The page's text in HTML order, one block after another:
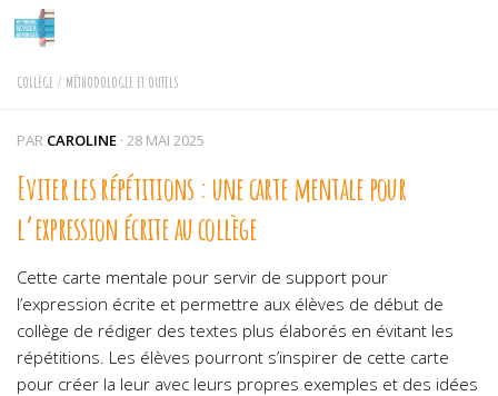
Skip to content
COLLÈGE / MÉTHODOLOGIE ET OUTILS
PAR CAROLINE · 28 MAI 2025
Eviter les répétitions : une carte mentale pour
l’expression écrite au collège
Cette carte mentale pour servir de support pour
l’expression écrite et permettre aux élèves de début de
collège de rédiger des textes plus élaborés en évitant les
répétitions. Les élèves pourront s’inspirer de cette carte
pour créer la leur avec leurs propres exemples et des idées